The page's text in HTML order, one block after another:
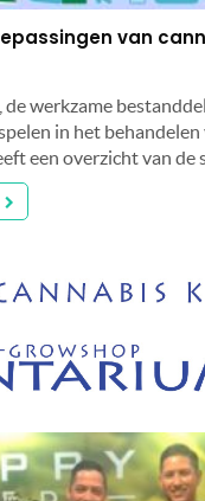
van
werkzame
in het behandelen
een overzicht van de